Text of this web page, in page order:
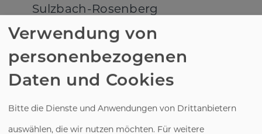
Sulzbach-Rosenberg
Ökumenischer Kleiderladen
Sulzbach-Rosenberg
Netzwerk
überregional
Evangelisch-Lutherische Kirche in
Verwendung von
personenbezogenen
Daten und Cookies
Bitte die Dienste und Anwendungen von Drittanbietern
auswählen, die wir nutzen möchten. Für weitere